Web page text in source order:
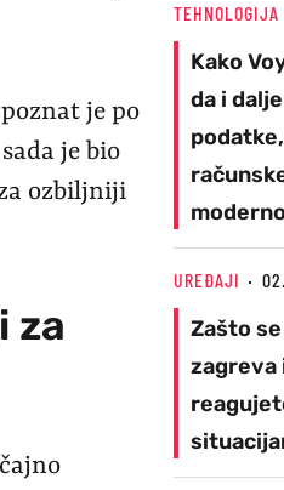
je po
je bio
ozbiljniji
za
TEHNOLOGIJA
Kako
da i
UREĐAJI
Zašto
zagreva